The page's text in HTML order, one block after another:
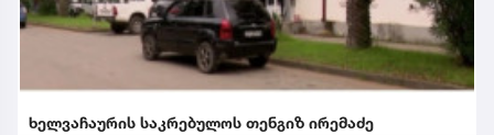
ხელვაჩაურის საკრებულოს თენგიზ ირემაძე